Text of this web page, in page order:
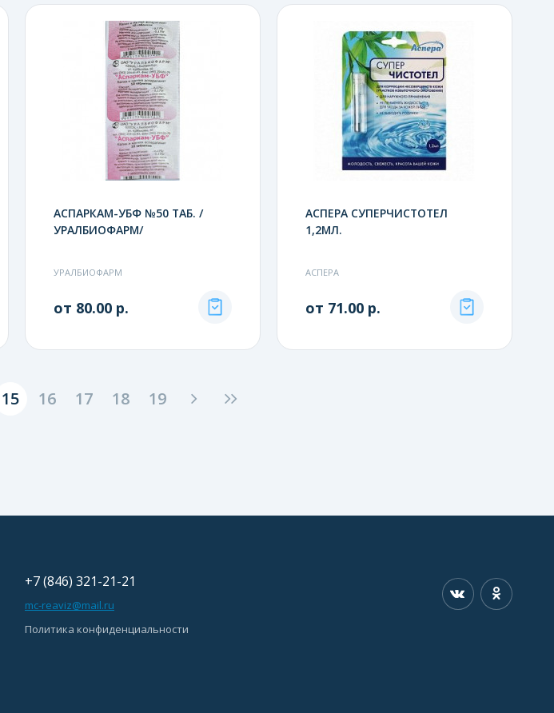
АСПАРКАМ-УБФ №50 ТАБ. /
УРАЛБИОФАРМ/
УРАЛБИОФАРМ
от 80.00 р.
АСПЕРА СУПЕРЧИСТОТЕЛ
1,2МЛ.
АСПЕРА
от 71.00 р.
15 16 17 18 19
+7 (846) 321-21-21
mc-reaviz@mail.ru
Политика конфиденциальности